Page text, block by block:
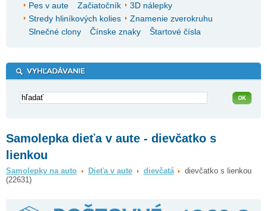
Pes v aute
Začiatočník
3D nálepky
Stredy hliníkových kolies
Znamenie zverokruhu
Slnečné clony
Čínske znaky Štartové čísla
Samolepka dieťa v aute - dievčatko s
lienkou
Samolepky na auto Dieťa v aute dievčatá
dievčatko s lienkou
(22631)